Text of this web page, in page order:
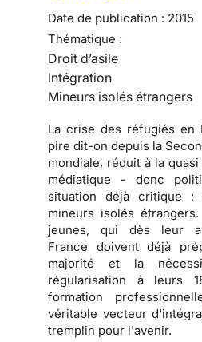
Date de publication : 2015
Thématique :
Droit d’asile
Intégration
Mineurs isolés étrangers
La crise des réfugiés en
pire dit-on depuis la
mondiale, réduit à la
médiatique - donc
situation déjà critique :
mineurs isolés
jeunes, qui dès leur
France doivent déjà
majorité et la
régularisation à leurs
formation
véritable vecteur
tremplin pour l'avenir.